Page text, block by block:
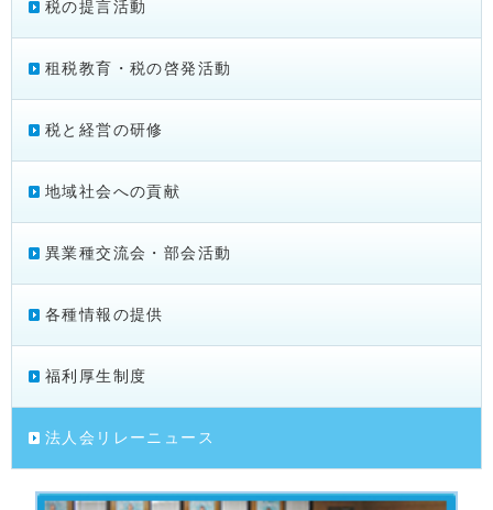
税の提言活動
租税教育・税の啓発活動
税と経営の研修
地域社会への貢献
異業種交流会・部会活動
各種情報の提供
福利厚生制度
法人会リレーニュース